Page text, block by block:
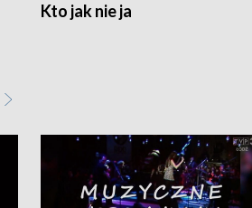
Kto jak nie ja